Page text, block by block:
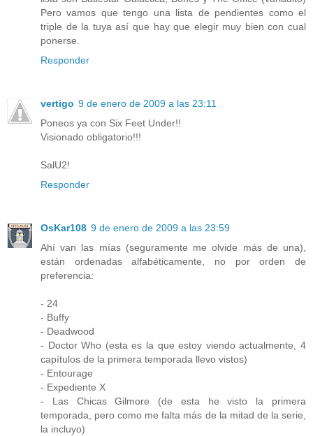
Pero vamos que tengo una lista de pendientes como el
triple de la tuya así que hay que elegir muy bien con cual
ponerse.
Responder
vertigo 9 de enero de 2009 a las 23:11
Poneos ya con Six Feet Under!!
Visionado obligatorio!!!
SalU2!
Responder
OsKar108 9 de enero de 2009 a las 23:59
Ahí van las mías (seguramente me olvide más de una),
están ordenadas alfabéticamente, no por orden de
preferencia:
- 24
- Buffy
- Deadwood
- Doctor Who (esta es la que estoy viendo actualmente, 4
capítulos de la primera temporada llevo vistos)
- Entourage
- Expediente X
- Las Chicas Gilmore (de esta he visto la primera
temporada, pero como me falta más de la mitad de la serie,
la incluyo)